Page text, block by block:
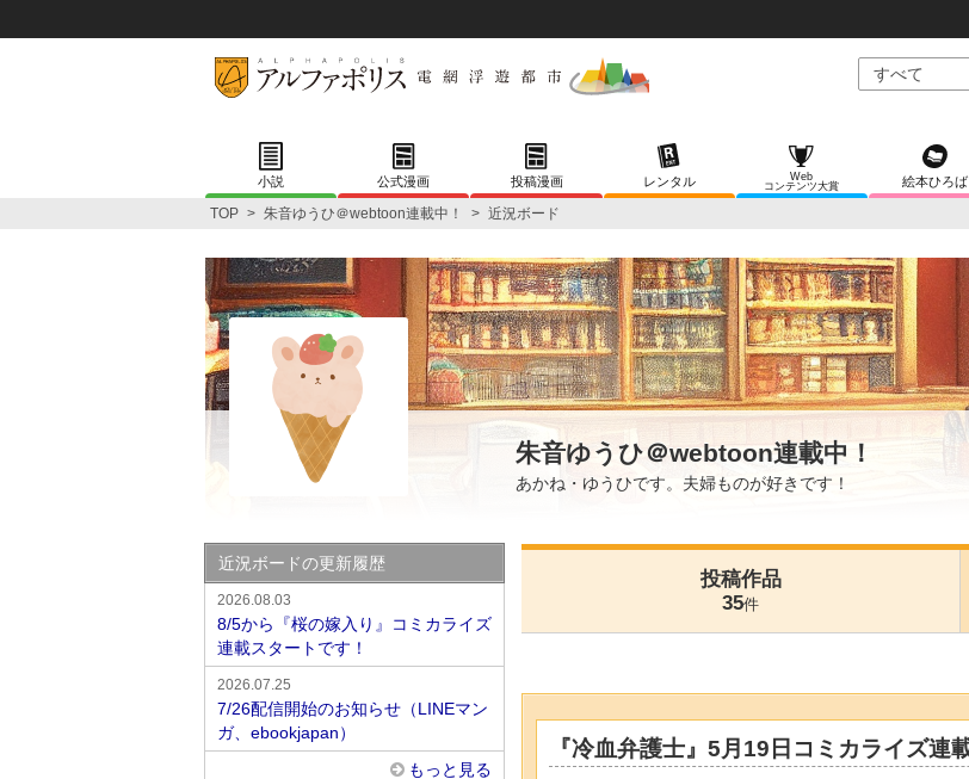
小説 公式漫画 投稿漫画 レンタル
Web
コンテンツ大賞
絵本ひろば
TOP > 朱音ゆうひ＠webtoon連載中！ > 近況ボード
朱音ゆうひ＠webtoon連載中！
あかね・ゆうひです。夫婦ものが好きです！
投稿作品
35件
『冷血弁護士』5月19日コミカライズ連
近況ボードの更新履歴
2026.08.03
8/5から『桜の嫁入り』コミカライズ
連載スタートです！
2026.07.25
7/26配信開始のお知らせ（LINEマン
ガ、ebookjapan）
もっと見る